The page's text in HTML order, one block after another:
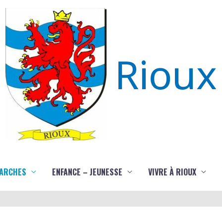
Rioux
ENFANCE – JEUNESSE VIVRE À RIOUX